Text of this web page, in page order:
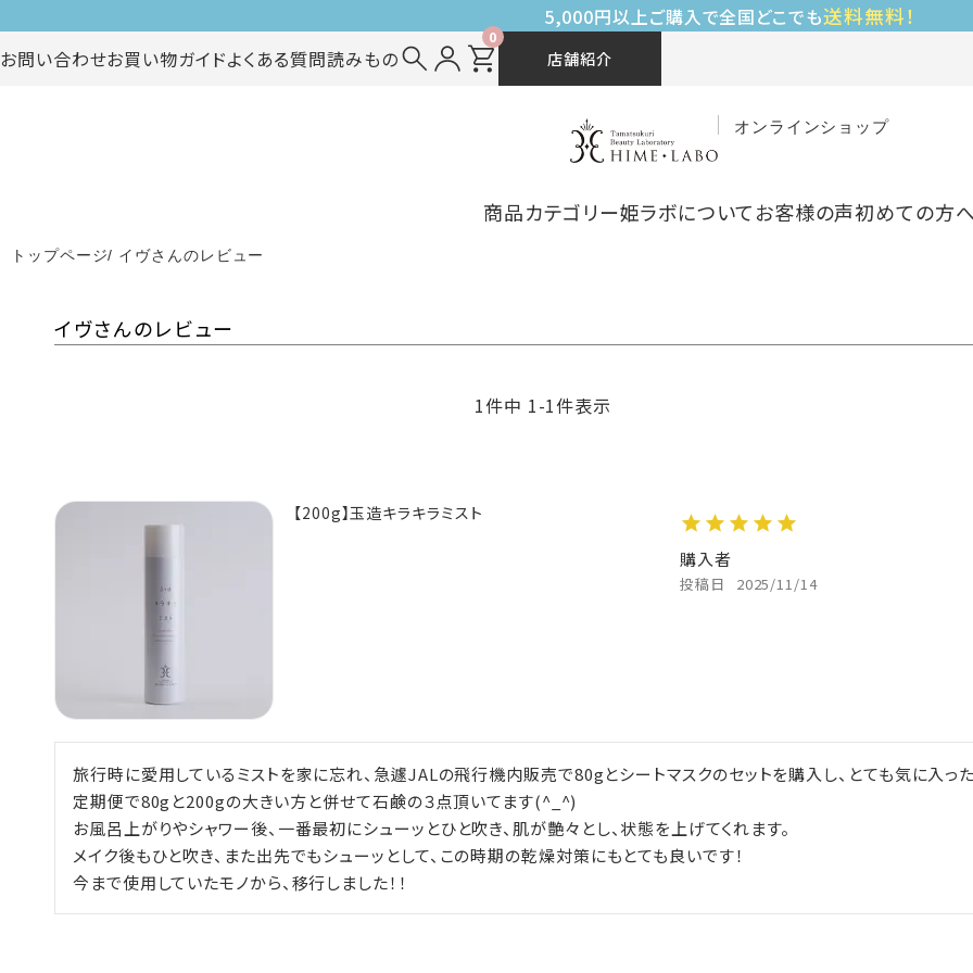
5,000円以上ご購入で全国どこでも送料無料！
お問い合わせお買い物ガイドよくある質問読みもの
0
店舗紹介
オンラインショップ
商品カテゴリー姫ラボについてお客様の声初めての方
トップページ イヴさんのレビュー
イヴさんのレビュー
1件中 1-1件表示
【200g】玉造キラキラミスト
購入者
投稿日 2025/11/14
旅行時に愛用しているミストを家に忘れ、急遽JALの飛行機内販売で80gとシートマスクのセットを購入し、とても気に入っ
定期便で80gと200gの大きい方と併せて石鹸の３点頂いてます(^_^)
お風呂上がりやシャワー後、一番最初にシューッとひと吹き、肌が艶々とし、状態を上げてくれます。
メイク後もひと吹き、また出先でもシューッとして、この時期の乾燥対策にもとても良いです！
今まで使用していたモノから、移行しました！！